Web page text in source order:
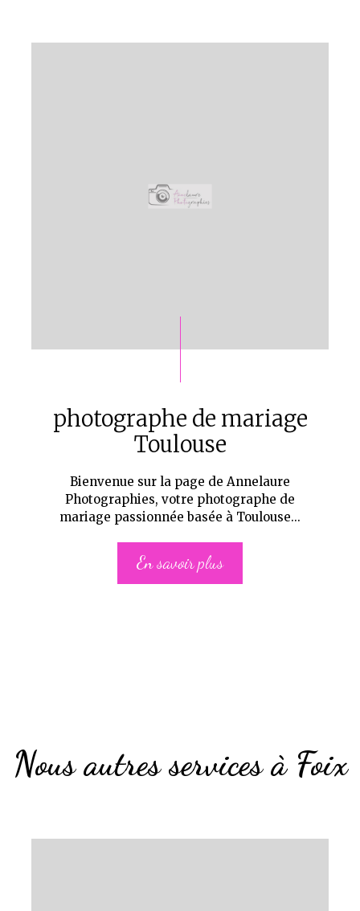
photographe de mariage
Toulouse
Bienvenue sur la page de Annelaure
Photographies, votre photographe de
mariage passionnée basée à Toulouse...
En savoir plus
Nous autres services à Foix